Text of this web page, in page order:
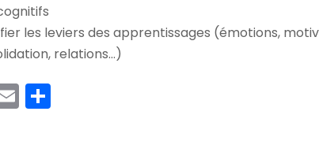
les leviers des apprentissages (émotions,
relations…)
Email